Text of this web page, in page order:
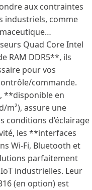
aux contraintes
industriels, comme
Quad Core Intel
RAM DDR5**, ils
pour vos
commande.
**disponible en
m²), assure une
conditions d’éclairage
les **interfaces
Wi-Fi, Bluetooth et
parfaitement
industrielles. Leur
(en option) est